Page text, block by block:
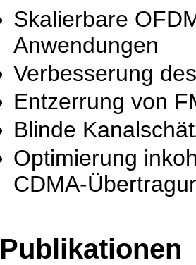
Skalierbare
Anwendungen
Verbesserung
Entzerrung von
Blinde
Optimierung
CDMA-
Publikationen